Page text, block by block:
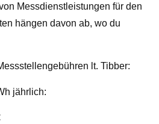
Messdienstleistungen für den
hängen davon ab, wo du
lt. Tibber:
jährlich: